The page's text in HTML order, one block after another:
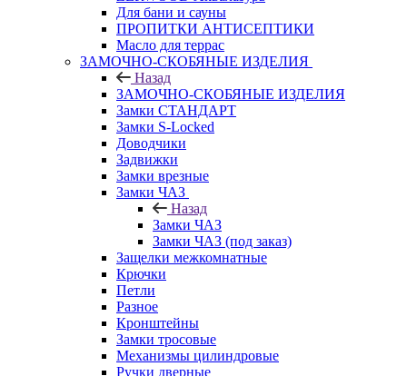
Для бани и сауны
ПРОПИТКИ АНТИСЕПТИКИ
Масло для террас
ЗАМОЧНО-СКОБЯНЫЕ ИЗДЕЛИЯ
Назад
ЗАМОЧНО-СКОБЯНЫЕ ИЗДЕЛИЯ
Замки СТАНДАРТ
Замки S-Locked
Доводчики
Задвижки
Замки врезные
Замки ЧАЗ
Назад
Замки ЧАЗ
Замки ЧАЗ (под заказ)
Защелки межкомнатные
Крючки
Петли
Разное
Кронштейны
Замки тросовые
Механизмы цилиндровые
Ручки дверные